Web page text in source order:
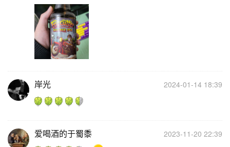
岸光 2024-01-14 18:39
爱喝酒的于蜀黍 2023-11-20 22:39